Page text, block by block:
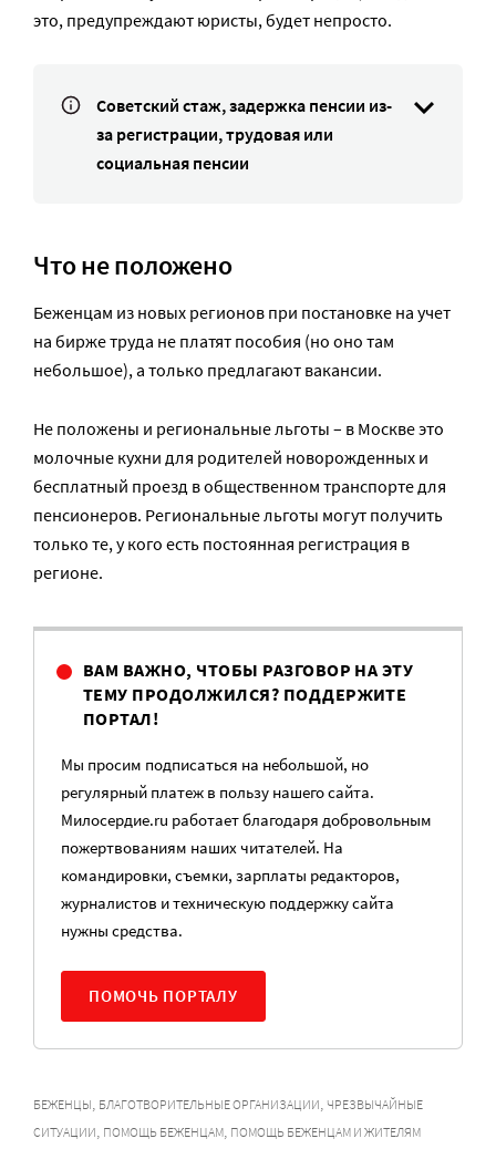
это, предупреждают юристы, будет непросто.
Советский стаж, задержка пенсии из-
за регистрации, трудовая или
социальная пенсии
Что не положено
Беженцам из новых регионов при постановке на учет
на бирже труда не платят пособия (но оно там
небольшое), а только предлагают вакансии.
Не положены и региональные льготы – в Москве это
молочные кухни для родителей новорожденных и
бесплатный проезд в общественном транспорте для
пенсионеров. Региональные льготы могут получить
только те, у кого есть постоянная регистрация в
регионе.
ВАМ ВАЖНО, ЧТОБЫ РАЗГОВОР НА ЭТУ
ТЕМУ ПРОДОЛЖИЛСЯ? ПОДДЕРЖИТЕ
ПОРТАЛ!
Мы просим подписаться на небольшой, но
регулярный платеж в пользу нашего сайта.
Милосердие.ru работает благодаря добровольным
пожертвованиям наших читателей. На
командировки, съемки, зарплаты редакторов,
журналистов и техническую поддержку сайта
нужны средства.
ПОМОЧЬ ПОРТАЛУ
БЕЖЕНЦЫ БЛАГОТВОРИТЕЛЬНЫЕ ОРГАНИЗАЦИИ ЧРЕЗВЫЧАЙНЫЕ
СИТУАЦИИ ПОМОЩЬ БЕЖЕНЦАМ ПОМОЩЬ БЕЖЕНЦАМ И ЖИТЕЛЯМ